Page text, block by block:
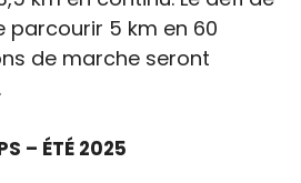
parcourir 5 km en 60
de marche seront
– ÉTÉ 2025